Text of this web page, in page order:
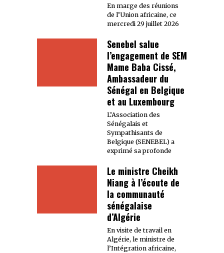
En marge des réunions
de l’Union africaine, ce
mercredi 29 juillet 2026
Senebel salue
l’engagement de SEM
Mame Baba Cissé,
Ambassadeur du
Sénégal en Belgique
et au Luxembourg
L’Association des
Sénégalais et
Sympathisants de
Belgique (SENEBEL) a
exprimé sa profonde
Le ministre Cheikh
Niang à l’écoute de
la communauté
sénégalaise
d’Algérie
En visite de travail en
Algérie, le ministre de
l’Intégration africaine,